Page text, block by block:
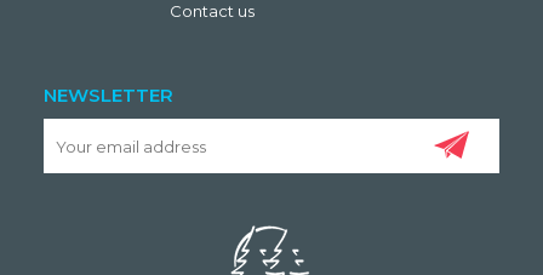
Contact us
NEWSLETTER